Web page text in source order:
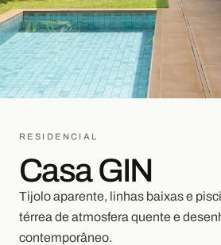
RESIDENCIAL
Casa GIN
Tijolo aparente, linhas baixas e
térrea de atmosfera quente e
contemporâneo.